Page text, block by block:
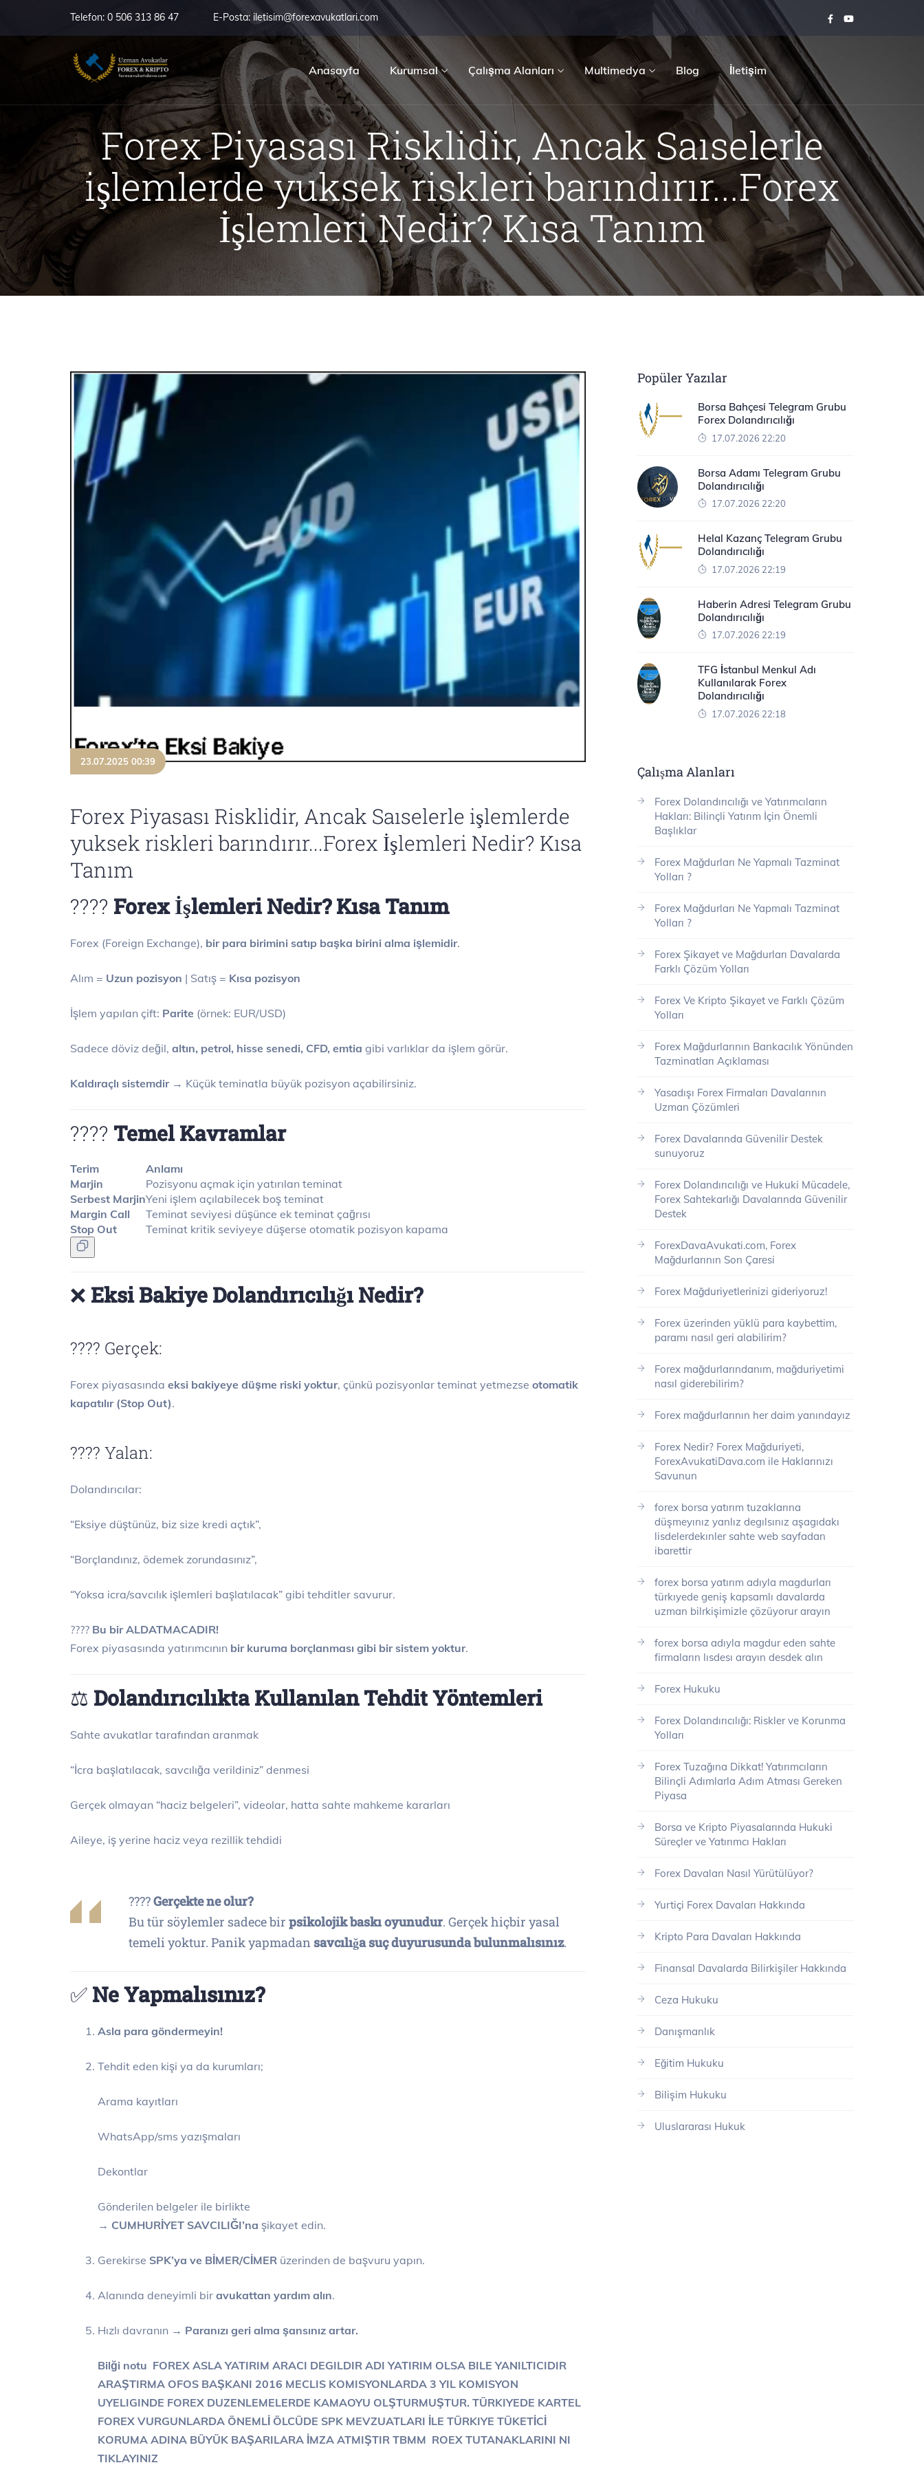
Telefon: 0 506 313 86 47 E-Posta: iletisim@forexavukatlari.com
Anasayfa Kurumsal Çalışma Alanları Multimedya Blog İletişim
Forex Piyasası Risklidir, Ancak Saıselerle
işlemlerde yuksek riskleri barındırır...Forex
İşlemleri Nedir? Kısa Tanım
23.07.2025 00:39
Forex Piyasası Risklidir, Ancak Saıselerle işlemlerde
yuksek riskleri barındırır...Forex İşlemleri Nedir? Kısa
Tanım
???? Forex İşlemleri Nedir? Kısa Tanım
Forex (Foreign Exchange), bir para birimini satıp başka birini alma işlemidir.
Alım = Uzun pozisyon | Satış = Kısa pozisyon
İşlem yapılan çift: Parite (örnek: EUR/USD)
Sadece döviz değil, altın, petrol, hisse senedi, CFD, emtia gibi varlıklar da işlem görür.
Kaldıraçlı sistemdir→ Küçük teminatla büyük pozisyon açabilirsiniz.
???? Temel Kavramlar
Terim
Anlamı
Marjin
Pozisyonu açmak için yatırılan teminat
Serbest MarjinYeni işlem açılabilecek boş teminat
Margin Call
Teminat seviyesi düşünce ek teminat çağrısı
Stop Out
Teminat kritik seviyeye düşerse otomatik pozisyon kapama
❌ Eksi Bakiye Dolandırıcılığı Nedir?
???? Gerçek:
Forex piyasasında eksi bakiyeye düşme riski yoktur, çünkü pozisyonlar teminat yetmezse otomatik
kapatılır (Stop Out).
???? Yalan:
Dolandırıcılar:
“Eksiye düştünüz, biz size kredi açtık”,
“Borçlandınız, ödemek zorundasınız”,
“Yoksa icra/savcılık işlemleri başlatılacak” gibi tehditler savurur.
???? Bu bir ALDATMACADIR!
Forex piyasasında yatırımcının bir kuruma borçlanması gibi bir sistem yoktur.
⚖️ Dolandırıcılıkta Kullanılan Tehdit Yöntemleri
Sahte avukatlar tarafından aranmak
“İcra başlatılacak, savcılığa verildiniz” denmesi
Gerçek olmayan “haciz belgeleri”, videolar, hatta sahte mahkeme kararları
Aileye, iş yerine haciz veya rezillik tehdidi
????Gerçekte ne olur?
Bu tür söylemler sadece bir psikolojik baskı oyunudur. Gerçek hiçbir yasal
temeli yoktur. Panik yapmadan savcılığa suç duyurusunda bulunmalısınız.
✅ Ne Yapmalısınız?
Asla para göndermeyin!
Tehdit eden kişi ya da kurumları;
Arama kayıtları
WhatsApp/sms yazışmaları
Dekontlar
Gönderilen belgeler ile birlikte
→ CUMHURİYET SAVCILIĞI’na şikayet edin.
Gerekirse SPK’ya ve BİMER/CİMER üzerinden de başvuru yapın.
Alanında deneyimli bir avukattan yardım alın.
Hızlı davranın → Paranızı geri alma şansınız artar.
Bilği notu FOREX ASLA YATIRIM ARACI DEGILDIR ADI YATIRIM OLSA BILE YANILTICIDIR
ARAŞTIRMA OFOS BAŞKANI 2016 MECLIS KOMISYONLARDA 3 YIL KOMISYON
UYELIGINDE FOREX DUZENLEMELERDE KAMAOYU OLŞTURMUŞTUR. TÜRKIYEDE KARTEL
FOREX VURGUNLARDA ÖNEMLİ ÖLCÜDE SPK MEVZUATLARI İLE TÜRKIYE TÜKETİCİ
KORUMA ADINA BÜYÜK BAŞARILARA İMZA ATMIŞTIR TBMM ROEX TUTANAKLARINI NI
TIKLAYINIZ
Popüler Yazılar
Borsa Bahçesi Telegram Grubu
Forex Dolandırıcılığı
17.07.2026 22:20
Borsa Adamı Telegram Grubu
Dolandırıcılığı
17.07.2026 22:20
Helal Kazanç Telegram Grubu
Dolandırıcılığı
17.07.2026 22:19
Haberin Adresi Telegram Grubu
Dolandırıcılığı
17.07.2026 22:19
TFG İstanbul Menkul Adı
Kullanılarak Forex
Dolandırıcılığı
17.07.2026 22:18
Çalışma Alanları
Forex Dolandırıcılığı ve Yatırımcıların
Hakları: Bilinçli Yatırım İçin Önemli
Başlıklar
Forex Mağdurları Ne Yapmalı Tazminat
Yolları ?
Forex Mağdurları Ne Yapmalı Tazminat
Yolları ?
Forex Şikayet ve Mağdurları Davalarda
Farklı Çözüm Yolları
Forex Ve Kripto Şikayet ve Farklı Çözüm
Yolları
Forex Mağdurlarının Bankacılık Yönünden
Tazminatları Açıklaması
Yasadışı Forex Firmaları Davalarının
Uzman Çözümleri
Forex Davalarında Güvenilir Destek
sunuyoruz
Forex Dolandırıcılığı ve Hukuki Mücadele,
Forex Sahtekarlığı Davalarında Güvenilir
Destek
ForexDavaAvukati.com, Forex
Mağdurlarının Son Çaresi
Forex Mağduriyetlerinizi gideriyoruz!
Forex üzerinden yüklü para kaybettim,
paramı nasıl geri alabilirim?
Forex mağdurlarındanım, mağduriyetimi
nasıl giderebilirim?
Forex mağdurlarının her daim yanındayız
Forex Nedir? Forex Mağduriyeti,
ForexAvukatiDava.com ile Haklarınızı
Savunun
forex borsa yatırım tuzaklarına
düşmeyınız yanlız degılsınız aşagıdakı
lisdelerdekınler sahte web sayfadan
ibarettir
forex borsa yatırım adıyla magdurları
türkıyede geniş kapsamlı davalarda
uzman bilrkişimizle çözüyorur arayın
forex borsa adıyla magdur eden sahte
firmaların lısdesı arayın desdek alın
Forex Hukuku
Forex Dolandırıcılığı: Riskler ve Korunma
Yolları
Forex Tuzağına Dikkat! Yatırımcıların
Bilinçli Adımlarla Adım Atması Gereken
Piyasa
Borsa ve Kripto Piyasalarında Hukuki
Süreçler ve Yatırımcı Hakları
Forex Davaları Nasıl Yürütülüyor?
Yurtiçi Forex Davaları Hakkında
Kripto Para Davaları Hakkında
Finansal Davalarda Bilirkişiler Hakkında
Ceza Hukuku
Danışmanlık
Eğitim Hukuku
Bilişim Hukuku
Uluslararası Hukuk